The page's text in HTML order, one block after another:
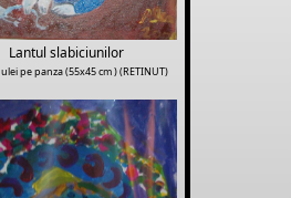
Lantul slabiciunilor
ulei pe panza (55x45 cm ) (RETINUT)